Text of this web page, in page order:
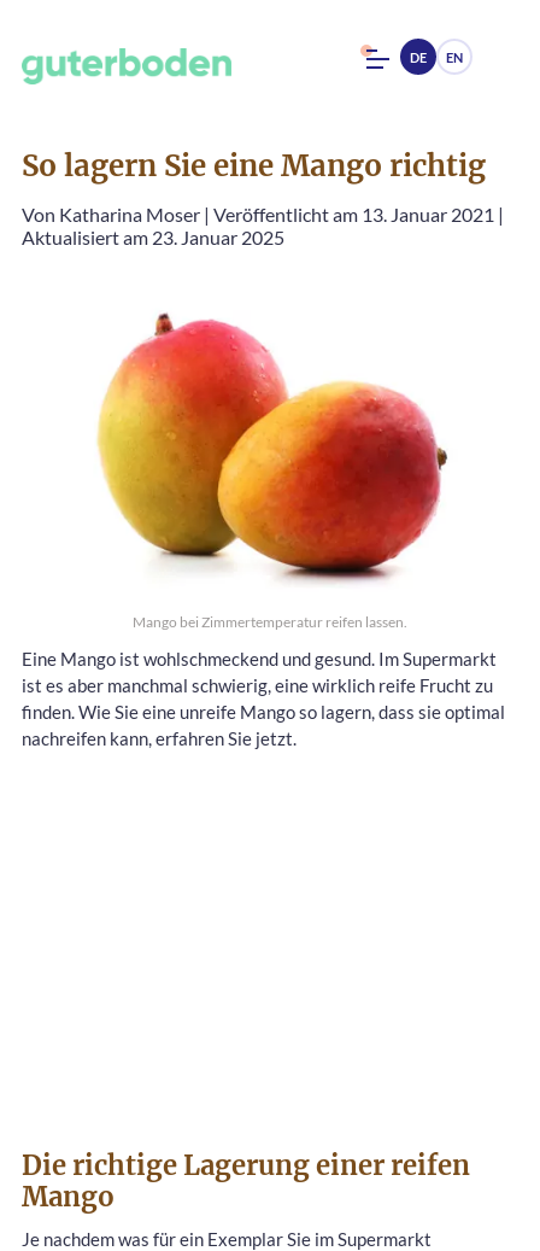
DE EN
So lagern Sie eine Mango richtig
Von Katharina Moser | Veröffentlicht am 13. Januar 2021 |
Aktualisiert am 23. Januar 2025
Mango bei Zimmertemperatur reifen lassen.
Eine Mango ist wohlschmeckend und gesund. Im Supermarkt
ist es aber manchmal schwierig, eine wirklich reife Frucht zu
finden. Wie Sie eine unreife Mango so lagern, dass sie optimal
nachreifen kann, erfahren Sie jetzt.
Die richtige Lagerung einer reifen
Mango
Je nachdem was für ein Exemplar Sie im Supermarkt